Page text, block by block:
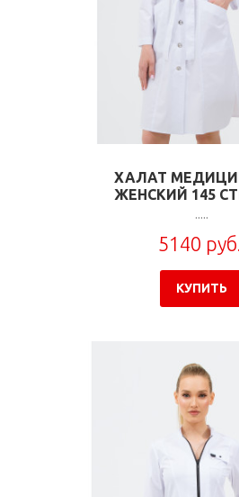
ХАЛАТ
ЖЕНСКИЙ 145
.....
5140 руб.
КУПИТЬ